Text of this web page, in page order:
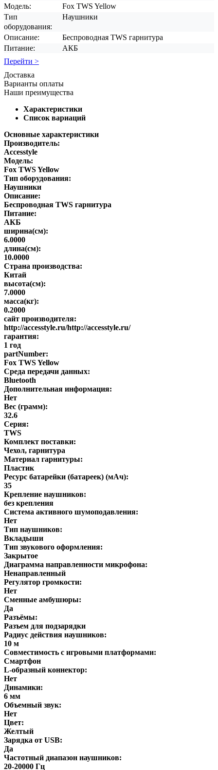
Модель:
Fox TWS Yellow
Тип
оборудования:
Наушники
Описание:
Беспроводная TWS гарнитура
Питание:
АКБ
Перейти >
Доставка
Варианты оплаты
Наши преимущества
Характеристики
Список вариаций
Основные характеристики
Производитель:
Accesstyle
Модель:
Fox TWS Yellow
Тип оборудования:
Наушники
Описание:
Беспроводная TWS гарнитура
Питание:
АКБ
ширина(см):
6.0000
длина(см):
10.0000
Страна производства:
Китай
высота(см):
7.0000
масса(кг):
0.2000
сайт производителя:
http://accesstyle.ru/http://accesstyle.ru/
гарантия:
1 год
partNumber:
Fox TWS Yellow
Среда передачи данных:
Bluetooth
Дополнительная информация:
Нет
Вес (грамм):
32.6
Серия:
TWS
Комплект поставки:
Чехол, гарнитура
Материал гарнитуры:
Пластик
Ресурс батарейки (батареек) (мАч):
35
Крепление наушников:
без крепления
Система активного шумоподавления:
Нет
Тип наушников:
Вкладыши
Тип звукового оформления:
Закрытое
Диаграмма направленности микрофона:
Ненаправленный
Регулятор громкости:
Нет
Сменные амбушюры:
Да
Разъёмы:
Разъем для подзарядки
Радиус действия наушников:
10 м
Совместимость с игровыми платформами:
Смартфон
L-образный коннектор:
Нет
Динамики:
6 мм
Объемный звук:
Нет
Цвет:
Желтый
Зарядка от USB:
Да
Частотный диапазон наушников:
20-20000 Гц